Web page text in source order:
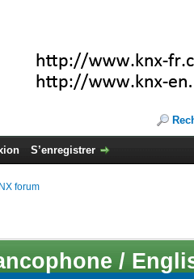
S’enregistrer
forum
/